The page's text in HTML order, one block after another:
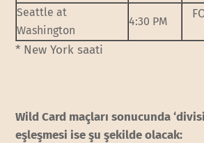
Seattle at
Washington
4:30 PM
* New York saati
Wild Card maçları sonucunda
eşleşmesi ise şu şekilde olacak: